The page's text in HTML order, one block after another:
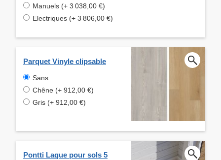
Manuels (+ 3 038,00 €)
Electriques (+ 3 806,00 €)
Parquet Vinyle clipsable
Sans
Chêne (+ 912,00 €)
Gris (+ 912,00 €)
Pontti Laque pour sols 5